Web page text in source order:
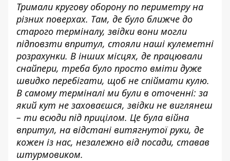
Тримали кругову оборону по периметру на
різних поверхах. Там, де було ближче до
старого терміналу, звідки вони могли
підповзти впритул, стояли наші кулеметні
розрахунки. В інших місцях, де працювали
снайпери, треба було просто вміти дуже
швидко перебігати, щоб не спіймати кулю.
В самому терміналі ми були в оточенні: за
який кут не заховаєшся, звідки не виглянеш
– ти всюди під прицілом. Це була війна
впритул, на відстані витягнутої руки, де
кожен із нас, незалежно від посади, ставав
штурмовиком.